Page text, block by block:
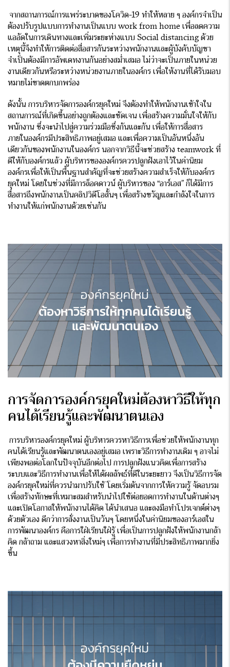
จากสถานการณ์การแพร่ระบาดของโควิด-19 ทำให้หลาย ๆ องค์กรจำเป็น
ต้องปรับรูปแบบการทำงานเป็นแบบ work from home เพื่อลดความ
แออัดในการเดินทางและเพิ่มระยะห่างแบบ Social distancing ด้วย
เหตุนี้จึงทำให้การติดต่อสื่อสารกันระหว่างพนักงานและผู้บังคับบัญชา
จำเป็นต้องมีการอัพเดทงานกันอย่างสม่ำเสมอ ไม่ว่าจะเป็นภายในหน่วย
งานเดียวกันหรือระหว่างหน่วยงานภายในองค์กร เพื่อให้งานที่ได้รับมอบ
หมายไม่ขาดตกบกพร่อง
ดังนั้น การบริหารจัดการองค์กรยุคใหม่ จึงต้องทำให้พนักงานเข้าใจใน
สถานการณ์ที่เกิดขึ้นอย่างถูกต้องและชัดเจน เพื่อสร้างความมั่นใจให้กับ
พนักงาน ซึ่งจะนำไปสู่ความร่วมมือซึ่งกันและกัน เพื่อให้การสื่อสาร
ภายในองค์กรมีประสิทธิภาพอยู่เสมอ และเพื่อความเป็นอันหนึ่งอัน
เดียวกันของพนักงานในองค์กร นอกจากวิธีนี้จะช่วยสร้าง teamwork ที่
ดีให้กับองค์กรแล้ว ผู้บริหารขององค์กรควรปลูกฝังเอาไว้ในค่านิยม
องค์กรเพื่อให้เป็นพื้นฐานสำคัญที่จะช่วยสร้างความสำเร็จให้กับองค์กร
ยุคใหม่ โดยในช่วงที่มีการล็อคดาวน์ ผู้บริหารของ “อาร์เอส” ก็ได้มีการ
สื่อสารถึงพนักงานเป็นคลิปวิดีโอสั้นๆ เพื่อสร้างขวัญและกำลังใจในการ
ทำงานให้แก่พนักงานด้วยเช่นกัน
การจัดการองค์กรยุคใหม่ต้องหาวิธีให้ทุก
คนได้เรียนรู้และพัฒนาตนเอง
การบริหารองค์กรยุคใหม่ ผู้บริหารควรหาวิธีการเพื่อช่วยให้พนักงานทุก
คนได้เรียนรู้และพัฒนาตนเองอยู่เสมอ เพราะวิธีการทำงานเดิม ๆ อาจไม่
เพียงพอต่อโลกในปัจจุบันอีกต่อไป การปลูกฝังแนวคิดเพื่อการสร้าง
ระบบและวิธีการทำงานเพื่อให้ได้ผลลัพธ์ที่ดีในระยะยาว จึงเป็นวิธีการจัด
องค์กรยุคใหม่ที่ควรนำมาปรับใช้ โดยเริ่มต้นจากการให้ความรู้ จัดอบรม
เพื่อสร้างทักษะที่เหมาะสมสำหรับนำไปใช้ต่อยอดการทำงานในด้านต่างๆ
และเปิดโอกาสให้พนักงานได้คิด ได้นำเสนอ และลงมือทำโปรเจกต์ต่างๆ
ด้วยตัวเอง ดีกว่าการสั่งงานเป็นวันๆ โดยหนึ่งในค่านิยมของอาร์เอสใน
การพัฒนาองค์กร คือการใฝ่เรียนใฝ่รู้ เพื่อเป็นการปลูกฝังให้พนักงานกล้า
คิด กล้าถาม และแสวงหาสิ่งใหม่ๆ เพื่อการทำงานที่มีประสิทธิภาพมากยิ่ง
ขึ้น